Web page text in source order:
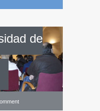
de